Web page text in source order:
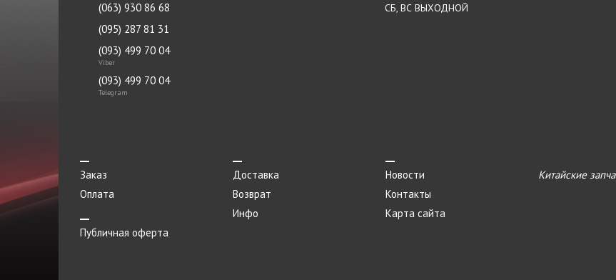
(063) 930 86 68
(095) 287 81 31
(093) 499 70 04
Viber
(093) 499 70 04
Telegram
СБ, ВС ВЫХОДНОЙ
Заказ
Оплата
Доставка
Возврат
Инфо
Новости
Контакты
Карта сайта
Публичная оферта
Китайские